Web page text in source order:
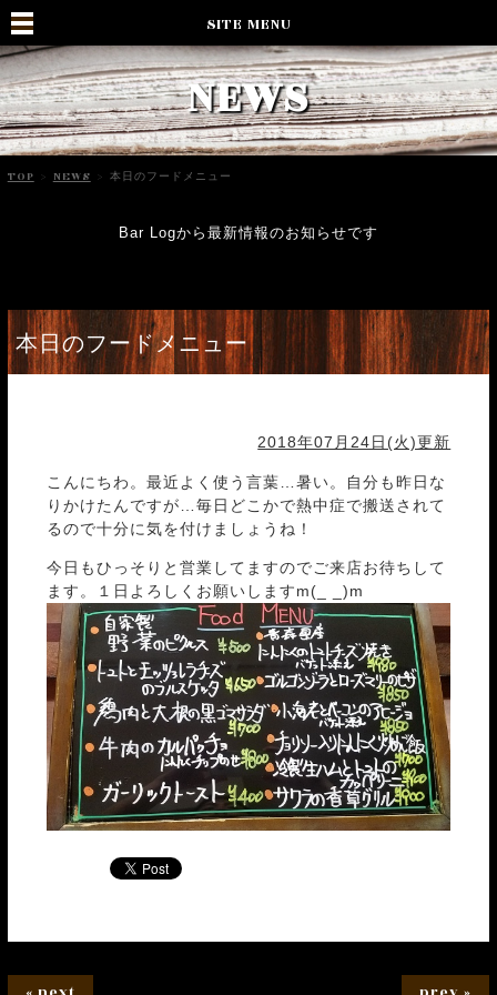
SITE MENU
NEWS
TOP > NEWS > 本日のフードメニュー
Bar Logから最新情報のお知らせです
本日のフードメニュー
2018年07月24日(火)更新
こんにちわ。最近よく使う言葉…暑い。自分も昨日な
りかけたんですが…毎日どこかで熱中症で搬送されて
るので十分に気を付けましょうね！
今日もひっそりと営業してますのでご来店お待ちして
ます。１日よろしくお願いしますm(_ _)m